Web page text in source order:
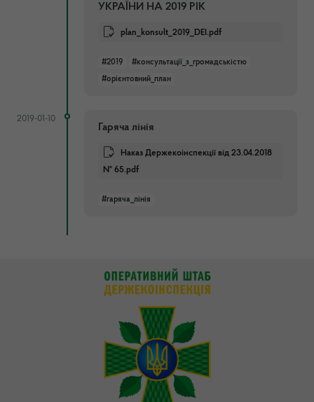
УКРАЇНИ НА 2019 РІК
plan_konsult_2019_DEI.pdf
#2019
#консультації_з_громадськістю
#орієнтовний_план
2019-01-10
Гаряча лінія
Наказ Держекоінспекції від 23.04.2018
№ 65.pdf
#гаряча_лінія